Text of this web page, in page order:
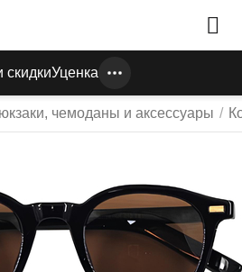
скидкиУценка
чемоданы и аксессуары /